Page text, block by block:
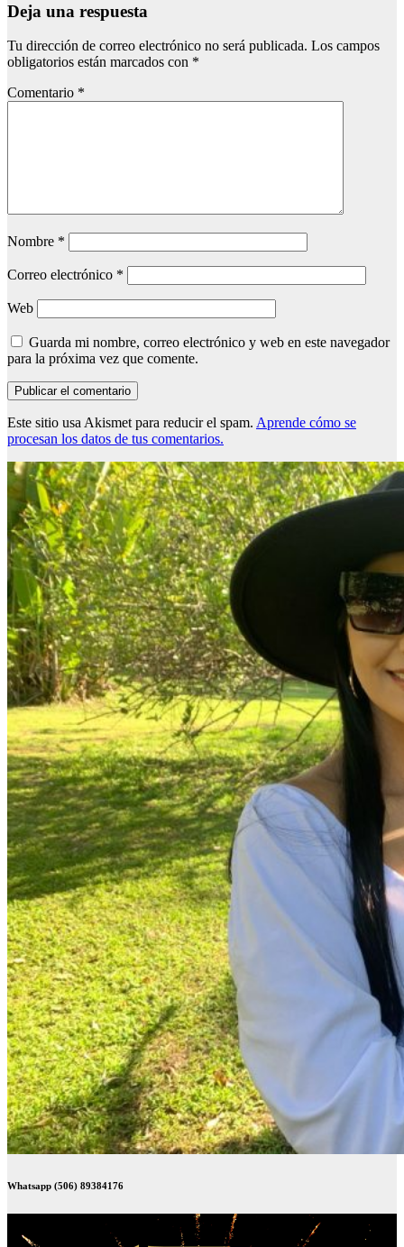
Deja una respuesta
Tu dirección de correo electrónico no será publicada. Los campos
obligatorios están marcados con *
Comentario *
Nombre *
Correo electrónico *
Web
Guarda mi nombre, correo electrónico y web en este navegador
para la próxima vez que comente.
Este sitio usa Akismet para reducir el spam. Aprende cómo se
procesan los datos de tus comentarios.
Whatsapp (506) 89384176